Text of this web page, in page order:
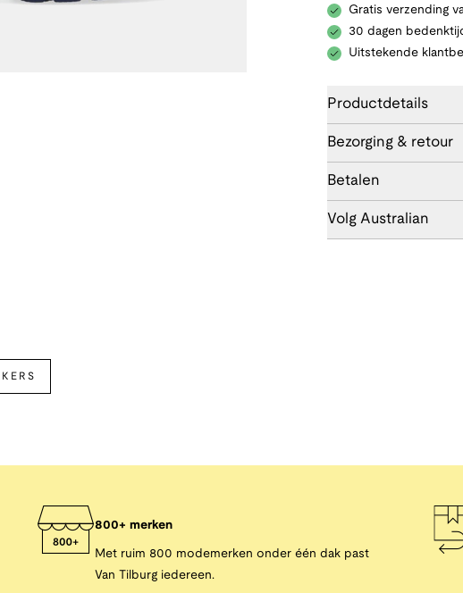
Gratis verzending
30 dagen
Uitstekende
Productdetails
Bezorging & retour
Betalen
Volg Australian
800+ merken
Met ruim 800 modemerken onder één dak past
Van Tilburg iedereen.